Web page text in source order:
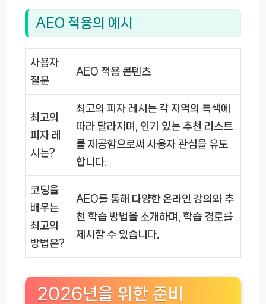
AEO 적용의 예시
사용자
질문
AEO 적용 콘텐츠
최고의
피자 레
시는?
최고의 피자 레시는 각 지역의 특색에
따라 달라지며, 인기 있는 추천 리스트
를 제공함으로써 사용자 관심을 유도
합니다.
코딩을
배우는
최고의
방법은?
AEO를 통해 다양한 온라인 강의와 추
천 학습 방법을 소개하며, 학습 경로를
제시할 수 있습니다.
2026년을 위한 준비